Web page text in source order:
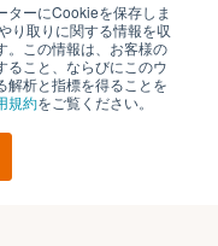
ターにCookieを保存しま
り取りに関する情報を収
。この情報は、お客様の
ること、ならびにこのウ
解析と指標を得ることを
規約をご覧ください。
やそう！スポーツ
2022.08.22